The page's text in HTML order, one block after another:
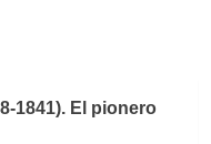
1841). El pionero